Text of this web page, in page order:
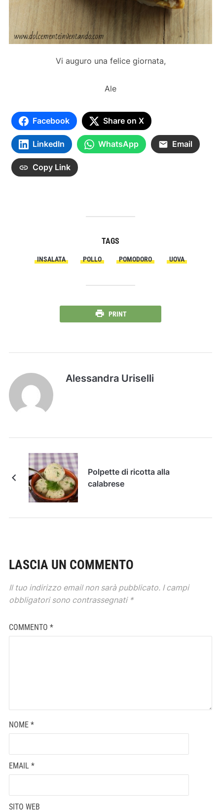
Vi auguro una felice giornata,
Ale
Facebook Share on X
LinkedIn WhatsApp Email
Copy Link
TAGS
INSALATA POLLO POMODORO UOVA
PRINT
Alessandra Uriselli
Polpette di ricotta alla
calabrese
LASCIA UN COMMENTO
Il tuo indirizzo email non sarà pubblicato. I campi
obbligatori sono contrassegnati *
COMMENTO *
NOME *
EMAIL *
SITO WEB